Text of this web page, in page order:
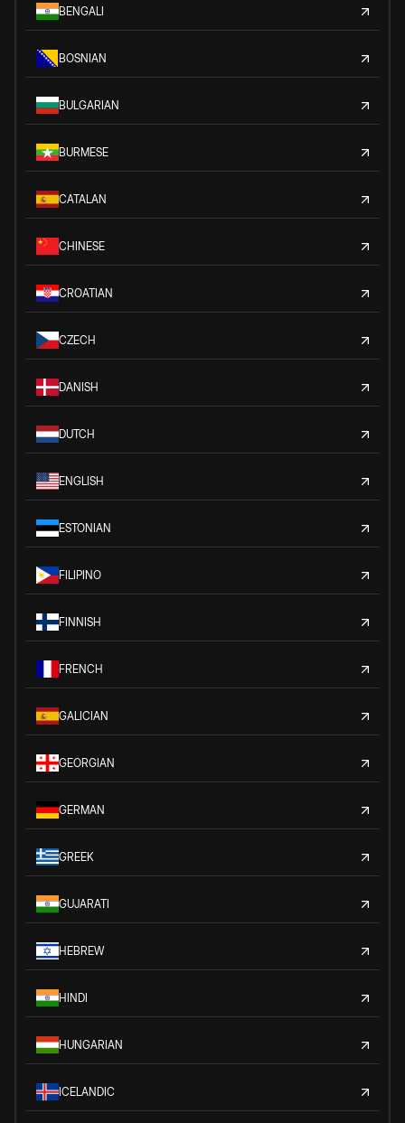
BENGALI
BOSNIAN
BULGARIAN
BURMESE
CATALAN
CHINESE
CROATIAN
CZECH
DANISH
DUTCH
ENGLISH
ESTONIAN
FILIPINO
FINNISH
FRENCH
GALICIAN
GEORGIAN
GERMAN
GREEK
GUJARATI
HEBREW
HINDI
HUNGARIAN
ICELANDIC